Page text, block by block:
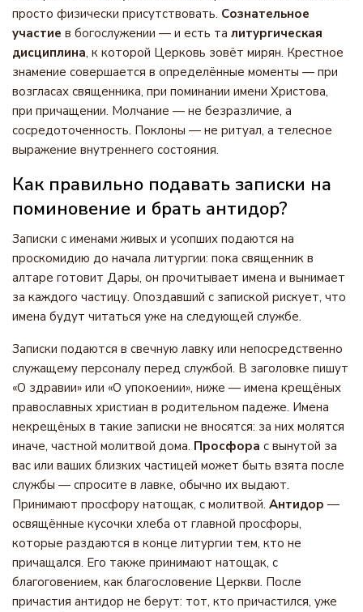
просто физически присутствовать. Сознательное
участие в богослужении — и есть та литургическая
дисциплина, к которой Церковь зовёт мирян. Крестное
знамение совершается в определённые моменты — при
возгласах священника, при поминании имени Христова,
при причащении. Молчание — не безразличие, а
сосредоточенность. Поклоны — не ритуал, а телесное
выражение внутреннего состояния.
Как правильно подавать записки на
поминовение и брать антидор?
Записки с именами живых и усопших подаются на
проскомидию до начала литургии: пока священник в
алтаре готовит Дары, он прочитывает имена и вынимает
за каждого частицу. Опоздавший с запиской рискует, что
имена будут читаться уже на следующей службе.
Записки подаются в свечную лавку или непосредственно
служащему персоналу перед службой. В заголовке пишут
«О здравии» или «О упокоении», ниже — имена крещёных
православных христиан в родительном падеже. Имена
некрещёных в такие записки не вносятся: за них молятся
иначе, частной молитвой дома. Просфора с вынутой за
вас или ваших близких частицей может быть взята после
службы — спросите в лавке, обычно их выдают.
Принимают просфору натощак, с молитвой. Антидор —
освящённые кусочки хлеба от главной просфоры,
которые раздаются в конце литургии тем, кто не
причащался. Его также принимают натощак, с
благоговением, как благословение Церкви. После
причастия антидор не берут: тот, кто причастился, уже